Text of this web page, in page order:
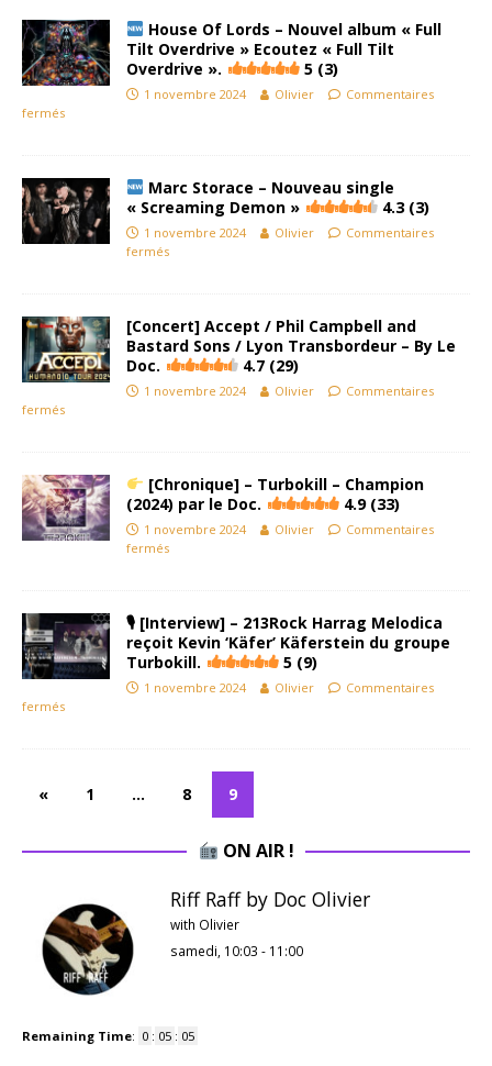
House Of Lords – Nouvel album « Full
Tilt Overdrive » Ecoutez « Full Tilt
Overdrive ».
5 (3)
1 novembre 2024 Olivier
Commentaires
fermés
Marc Storace – Nouveau single
« Screaming Demon »
4.3 (3)
1 novembre 2024 Olivier
Commentaires
fermés
[Concert] Accept / Phil Campbell and
Bastard Sons / Lyon Transbordeur – By Le
Doc.
4.7 (29)
1 novembre 2024 Olivier
Commentaires
fermés
[Chronique] – Turbokill – Champion
(2024) par le Doc.
4.9 (33)
1 novembre 2024 Olivier
Commentaires
fermés
🎙 [Interview] – 213Rock Harrag Melodica
reçoit Kevin ‘Käfer’ Käferstein du groupe
Turbokill.
5 (9)
1 novembre 2024 Olivier
Commentaires
fermés
« 1 … 8 9
ON AIR !
Riff Raff by Doc Olivier
with Olivier
samedi, 10:03 - 11:00
Remaining Time: 0 : 05 : 05